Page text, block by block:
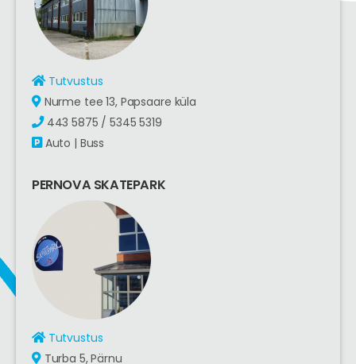
Tutvustus
Nurme tee 13, Papsaare küla
443 5875 / 5345 5319
Auto | Buss
PERNOVA SKATEPARK
Tutvustus
Turba 5, Pärnu